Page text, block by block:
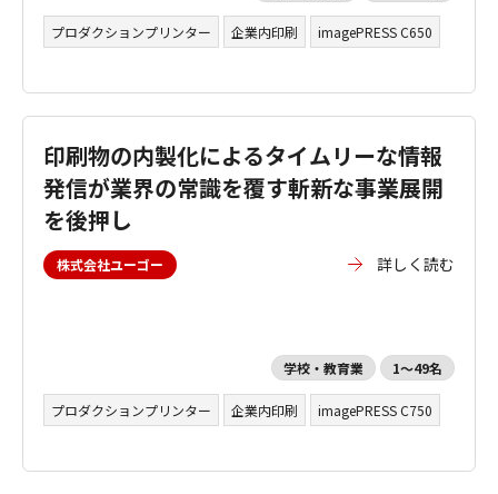
プロダクションプリンター 企業内印刷 imagePRESS C650
印刷物の内製化によるタイムリーな情報
発信が業界の常識を覆す斬新な事業展開
を後押し
株式会社ユーゴー 詳しく読む
学校・教育業 1～49名
プロダクションプリンター 企業内印刷 imagePRESS C750